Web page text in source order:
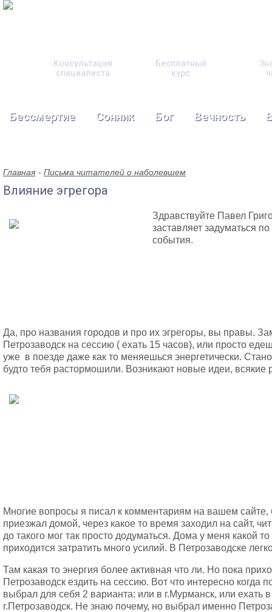
Консультация
специалиста
Бесплатный
курс
Бессмертие Сонник Бог Вечность
Главная Письма читателей о наболевшем
Влияние эгрегора
Здравствуйте Павел
заставляет задуматься
события.
Да, про названия городов и про их эгрегоры, вы правы.
Петрозаводск на сессию ( ехать 15 часов), или просто
уже в поезде даже как то меняешься энергетически.
будто тебя растормошили. Возникают новые идеи,
Многие вопросы я писал к комментариям на вашем сайте,
приезжал домой, через какое то время заходил на сайт,
до такого мог так просто додуматься. Дома у меня какой
приходится затратить много усилий. В Петрозаводске
Там какая то энергия более активная что ли. Но пока
Петрозаводск ездить на сессию. Вот что интересно когда
выбрал для себя 2 варианта: или в г.Мурманск, или ехать в
г.Петрозаводск. Не знаю почему, но выбрал именно